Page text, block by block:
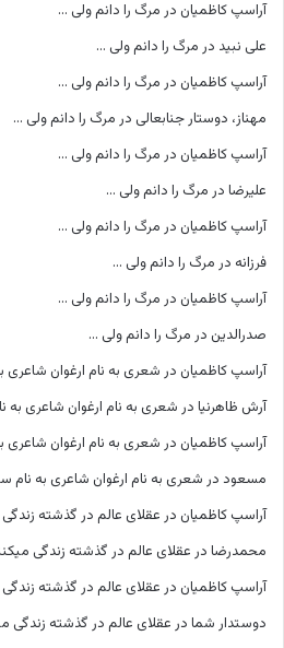
آراسپ کاظمیان در مرگ را دانم ولی …
علی نبید در مرگ را دانم ولی …
آراسپ کاظمیان در مرگ را دانم ولی …
مهناز، دوستار جنابعالی در مرگ را دانم ولی …
آراسپ کاظمیان در مرگ را دانم ولی …
علیرضا در مرگ را دانم ولی …
آراسپ کاظمیان در مرگ را دانم ولی …
فرزانه در مرگ را دانم ولی …
آراسپ کاظمیان در مرگ را دانم ولی …
صدرالدین در مرگ را دانم ولی …
آراسپ کاظمیان در شعری به نام ارغوان شاعری
آرش ظاهرنیا در شعری به نام ارغوان شاعری به
آراسپ کاظمیان در شعری به نام ارغوان شاعری
مسعود در شعری به نام ارغوان شاعری به نام
آراسپ کاظمیان در عقلای عالم در گذشته
محمدرضا در عقلای عالم در گذشته زندگی
آراسپ کاظمیان در عقلای عالم در گذشته
دوستدار شما در عقلای عالم در گذشته زندگی